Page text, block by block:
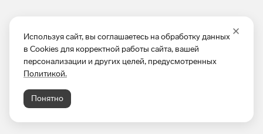
Используя сайт, вы соглашаетесь на обработку данных
в Cookies для корректной работы сайта, вашей
персонализации и других целей, предусмотренных
Политикой.
Понятно